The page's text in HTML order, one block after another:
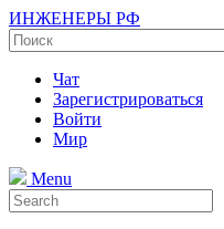
ИНЖЕНЕРЫ РФ
Чат
Зарегистрироваться
Войти
Мир
Menu